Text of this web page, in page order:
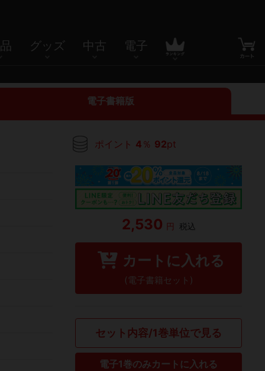
グッズ 中古 電子
電子書籍版
ポイント 4 ％ 92pt
2,530 円 税込
カートに入れる
(電子書籍セット)
セット内容/1巻単位で見る
電子1巻のみカートに入れる